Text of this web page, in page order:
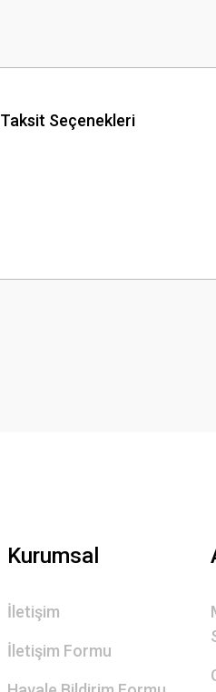
Taksit Seçenekleri
Kurumsal
İletişim
İletişim Formu